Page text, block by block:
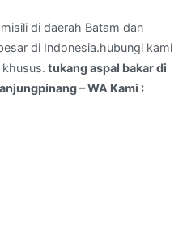
di daerah Batam dan
di Indonesia.hubungi kami
tukang aspal bakar di
– WA Kami :